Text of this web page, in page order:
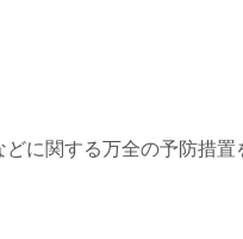
に関する万全の予防措